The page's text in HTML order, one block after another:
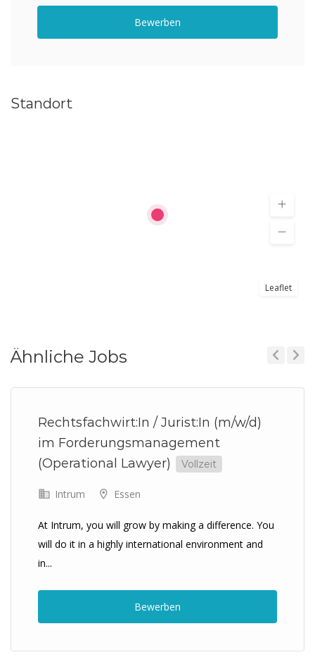
Bewerben
Standort
Leaflet
Ähnliche Jobs
Rechtsfachwirt:In / Jurist:In (m/w/d)
im Forderungsmanagement
(Operational Lawyer)
Vollzeit
Intrum Essen
At Intrum, you will grow by making a difference. You
will do it in a highly international environment and
in...
Bewerben